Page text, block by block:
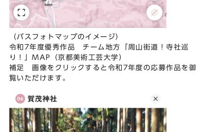
（バスフォトマップのイメージ）
令和7年度優秀作品 チーム地方「周山街道！寺社巡
り！」MAP（京都美術工芸大学）
補足 画像をクリックすると令和7年度の応募作品を御
覧いただけます。